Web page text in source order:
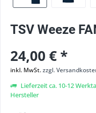
TSV Weeze
24,00 € *
inkl. MwSt.zzgl.
Lieferzeit ca. 10-12
Hersteller